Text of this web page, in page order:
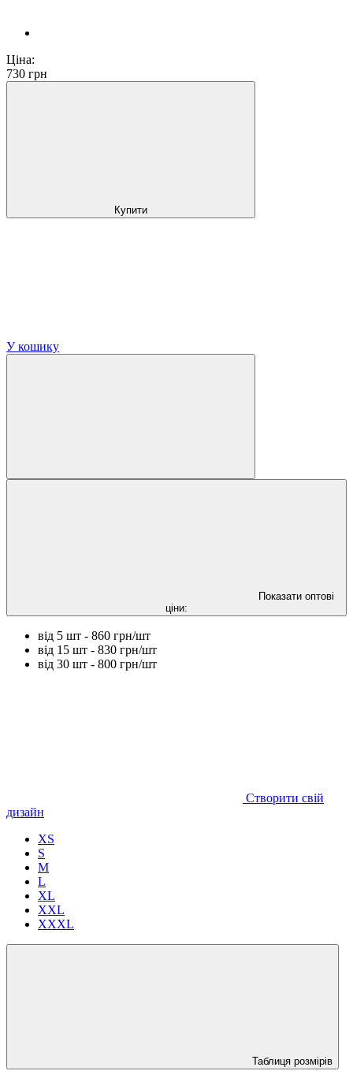
Ціна:
730 грн
Купити
У кошику
Показати оптові
ціни:
від 5 шт - 860 грн/шт
від 15 шт - 830 грн/шт
від 30 шт - 800 грн/шт
Створити свій
дизайн
XS
S
M
L
XL
XXL
XXXL
Таблиця розмірів